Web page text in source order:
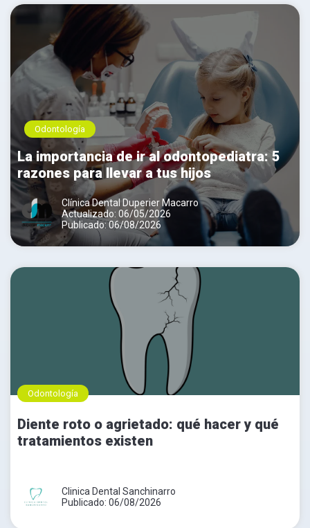
Odontología
La importancia de ir al odontopediatra: 5
razones para llevar a tus hijos
Clínica Dental Duperier Macarro
Actualizado: 06/05/2026
Publicado: 06/08/2026
Odontología
Diente roto o agrietado: qué hacer y qué
tratamientos existen
Clinica Dental Sanchinarro
Publicado: 06/08/2026